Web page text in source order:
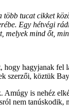
tucat cikket
Egy hétvégi
melyek mind őt,
hagyjanak
szerzői, köztük
is nehéz
nem